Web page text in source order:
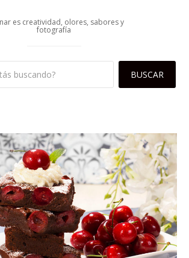
es creatividad, olores, sabores y
fotografía